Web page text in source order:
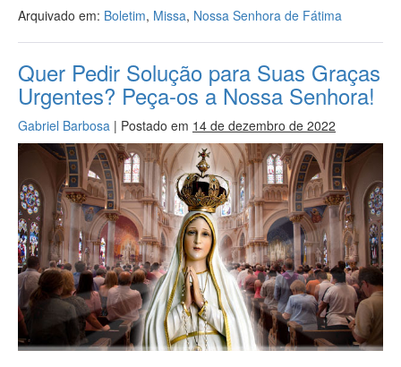
Arquivado em: Boletim, Missa, Nossa Senhora de Fátima
Quer Pedir Solução para Suas Graças
Urgentes? Peça-os a Nossa Senhora!
Gabriel Barbosa | Postado em 14 de dezembro de 2022